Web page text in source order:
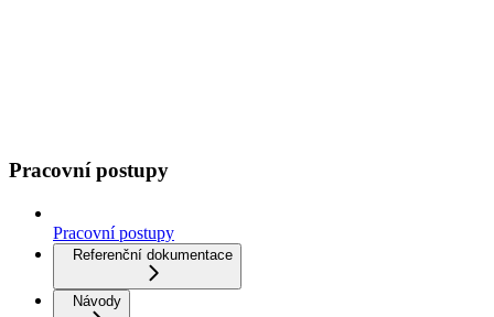
Pracovní postupy
Pracovní postupy
Referenční dokumentace
Návody